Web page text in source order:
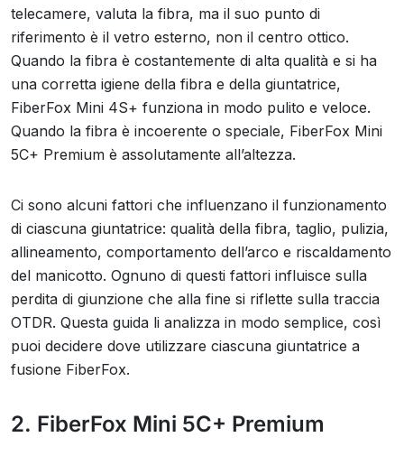
telecamere, valuta la fibra, ma il suo punto di
riferimento è il vetro esterno, non il centro ottico.
Quando la fibra è costantemente di alta qualità e si ha
una corretta igiene della fibra e della giuntatrice,
FiberFox Mini 4S+ funziona in modo pulito e veloce.
Quando la fibra è incoerente o speciale, FiberFox Mini
5C+ Premium è assolutamente all’altezza.
Ci sono alcuni fattori che influenzano il funzionamento
di ciascuna giuntatrice: qualità della fibra, taglio, pulizia,
allineamento, comportamento dell’arco e riscaldamento
del manicotto. Ognuno di questi fattori influisce sulla
perdita di giunzione che alla fine si riflette sulla traccia
OTDR. Questa guida li analizza in modo semplice, così
puoi decidere dove utilizzare ciascuna giuntatrice a
fusione FiberFox.
2. FiberFox Mini 5C+ Premium